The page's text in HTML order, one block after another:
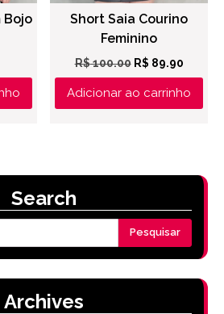
Bojo
Short Saia Courino
Feminino
R$100.00 O
preço
original
era:
R$ 89.90O
preço
atual
é:
Adicionar ao carrinho
Search
Archives